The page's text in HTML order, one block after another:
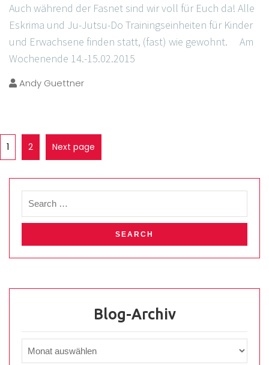
Auch während der Fasnet sind wir voll für Euch da! Alle
Eskrima und Ju-Jutsu-Do Trainingseinheiten für Kinder
und Erwachsene finden statt, (fast) wie gewohnt. Am
Wochenende 14.-15.02.2015
Andy Guettner
1 2 Next page
Blog-Archiv